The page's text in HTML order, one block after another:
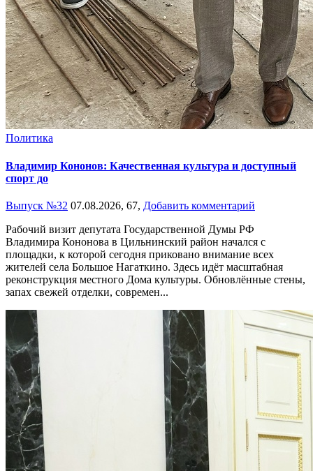
Политика
Владимир Кононов: Качественная культура и доступный
спорт до
Выпуск №32 07.08.2026, 67, Добавить комментарий
Рабочий визит депутата Государственной Думы РФ
Владимира Кононова в Цильнинский район начался с
площадки, к которой сегодня приковано внимание всех
жителей села Большое Нагаткино. Здесь идёт масштабная
реконструкция местного Дома культуры. Обновлённые стены,
запах свежей отделки, современ...